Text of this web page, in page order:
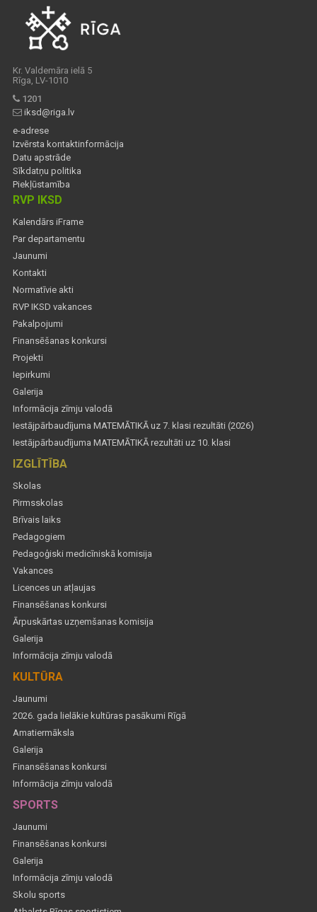
Kr. Valdemāra ielā 5
Rīga, LV-1010
1201
iksd@riga.lv
e-adrese
Izvērsta kontaktinformācija
Datu apstrāde
Sīkdatņu politika
Piekļūstamība
RVP IKSD
Kalendārs iFrame
Par departamentu
Jaunumi
Kontakti
Normatīvie akti
RVP IKSD vakances
Pakalpojumi
Finansēšanas konkursi
Projekti
Iepirkumi
Galerija
Informācija zīmju valodā
Iestājpārbaudījuma MATEMĀTIKĀ uz 7. klasi rezultāti (2026)
Iestājpārbaudījuma MATEMĀTIKĀ rezultāti uz 10. klasi
IZGLĪTĪBA
Skolas
Pirmsskolas
Brīvais laiks
Pedagogiem
Pedagoģiski medicīniskā komisija
Vakances
Licences un atļaujas
Finansēšanas konkursi
Ārpuskārtas uzņemšanas komisija
Galerija
Informācija zīmju valodā
KULTŪRA
Jaunumi
2026. gada lielākie kultūras pasākumi Rīgā
Amatiermāksla
Galerija
Finansēšanas konkursi
Informācija zīmju valodā
SPORTS
Jaunumi
Finansēšanas konkursi
Galerija
Informācija zīmju valodā
Skolu sports